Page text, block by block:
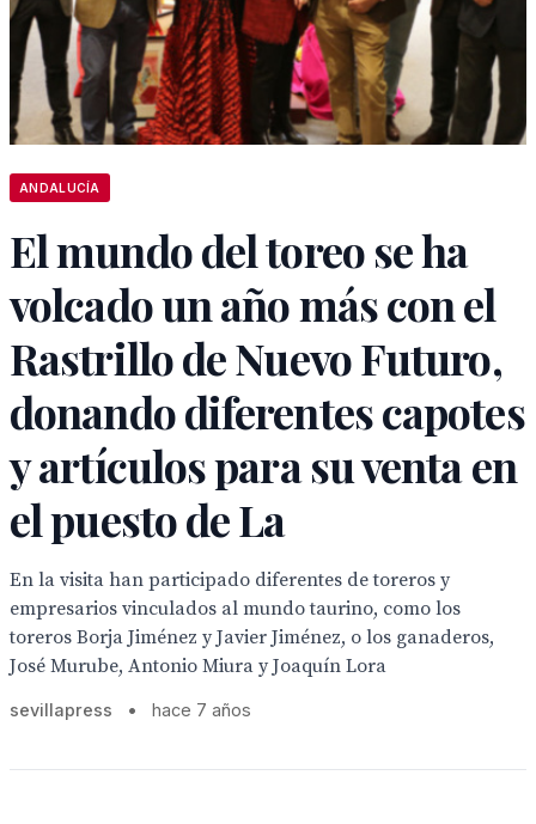
ANDALUCÍA
El mundo del toreo se ha
volcado un año más con el
Rastrillo de Nuevo Futuro,
donando diferentes capotes
y artículos para su venta en
el puesto de La
En la visita han participado diferentes de toreros y
empresarios vinculados al mundo taurino, como los
toreros Borja Jiménez y Javier Jiménez, o los ganaderos,
José Murube, Antonio Miura y Joaquín Lora
sevillapress • hace 7 años